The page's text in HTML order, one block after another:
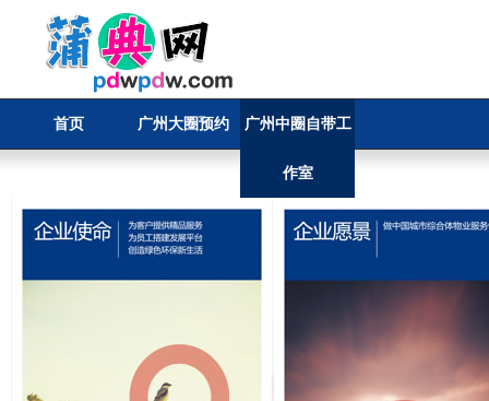
首页 广州大圈预约 广州中圈自带工
作室